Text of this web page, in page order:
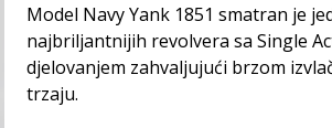
Model Navy Yank 1851 smatran je
najbriljantnijih revolvera sa Single
djelovanjem zahvaljujući brzom
trzaju.